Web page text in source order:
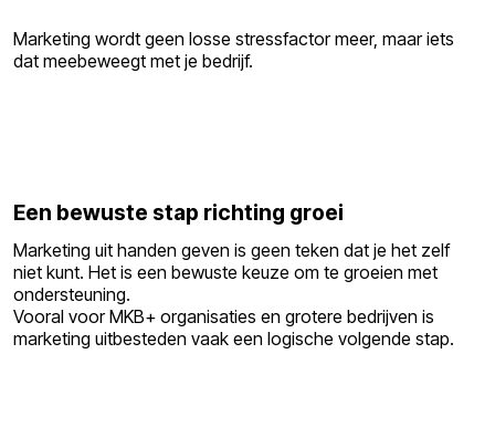
Marketing wordt geen losse stressfactor meer, maar iets
dat meebeweegt met je bedrijf.
Een bewuste stap richting groei
Marketing uit handen geven is geen teken dat je het zelf
niet kunt. Het is een bewuste keuze om te groeien met
ondersteuning.
Vooral voor MKB+ organisaties en grotere bedrijven is
marketing uitbesteden vaak een logische volgende stap.